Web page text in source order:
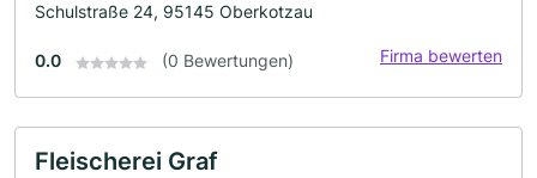
Schulstraße 24, 95145 Oberkotzau
0.0 (0 Bewertungen) Firma bewerten
Fleischerei Graf